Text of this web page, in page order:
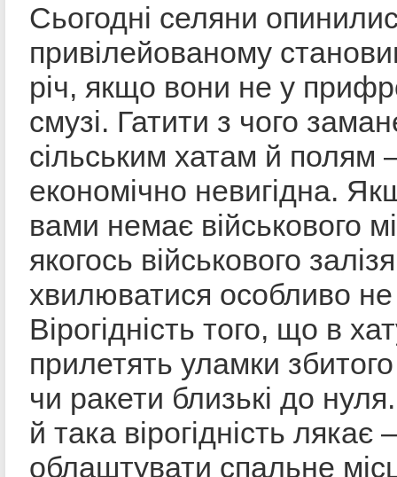
Сьогодні селяни
привілейованому
річ, якщо вони не у
смузі. Гатити з чого
сільським хатам й полям
економічно невигідна.
вами немає військового
якогось військового
хвилюватися особливо
Вірогідність того, що в
прилетять уламки
чи ракети близькі до
й така вірогідність
облаштувати спальне